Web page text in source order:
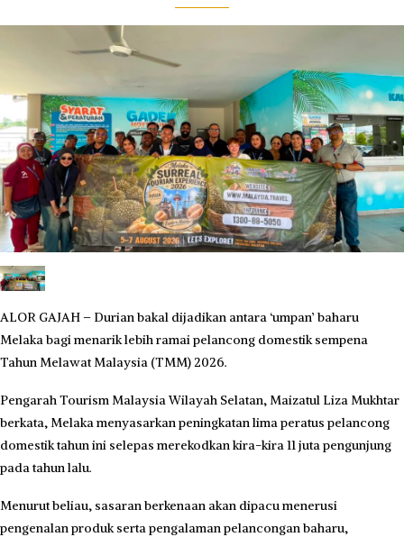
ALOR GAJAH – Durian bakal dijadikan antara ‘umpan’ baharu
Melaka bagi menarik lebih ramai pelancong domestik sempena
Tahun Melawat Malaysia (TMM) 2026.
Pengarah Tourism Malaysia Wilayah Selatan, Maizatul Liza Mukhtar
berkata, Melaka menyasarkan peningkatan lima peratus pelancong
domestik tahun ini selepas merekodkan kira-kira 11 juta pengunjung
pada tahun lalu.
Menurut beliau, sasaran berkenaan akan dipacu menerusi
pengenalan produk serta pengalaman pelancongan baharu,